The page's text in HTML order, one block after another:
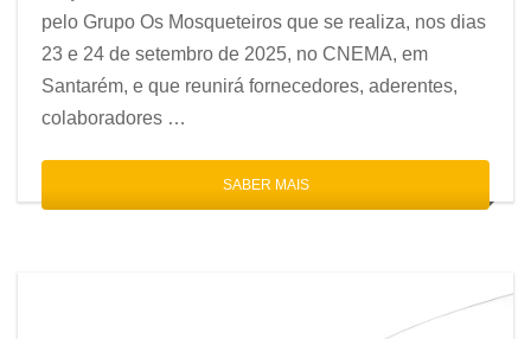
pelo Grupo Os Mosqueteiros que se realiza, nos dias
23 e 24 de setembro de 2025, no CNEMA, em
Santarém, e que reunirá fornecedores, aderentes,
colaboradores …
SABER MAIS